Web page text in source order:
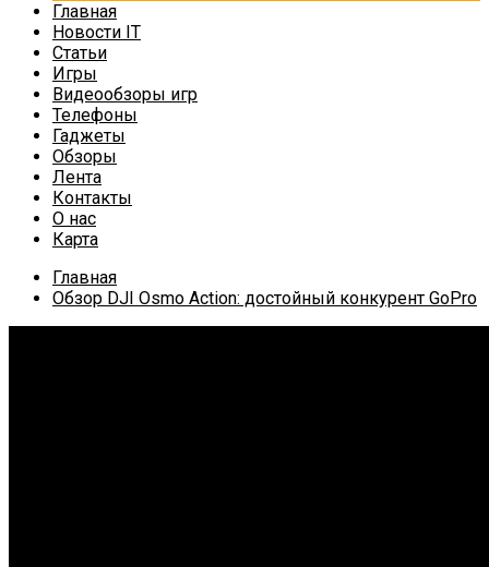
Главная
Новости IT
Статьи
Игры
Видеообзоры игр
Телефоны
Гаджеты
Обзоры
Лента
Контакты
О нас
Карта
Главная
Обзор DJI Osmo Action: достойный конкурент GoPro